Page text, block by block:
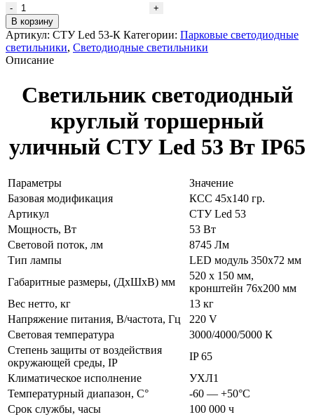
Количество
товара
Светильник
светодиодный
круглый
СТУ
IP65
В корзину
Артикул: СТУ Led 53-К Категории: Парковые светодиодные
светильники, Светодиодные светильники
Описание
Светильник светодиодный
круглый торшерный
уличный СТУ Led 53 Вт IP65
Параметры
Значение
Базовая модификация
КСС 45х140 гр.
Артикул
СТУ Led 53
Мощность, Вт
53 Вт
Световой поток, лм
8745 Лм
Тип лампы
LED модуль 350х72 мм
Габаритные размеры, (ДхШхВ) мм
520 х 150 мм,
кронштейн 76х200 мм
Вес нетто, кг
13 кг
Напряжение питания, В/частота, Гц
220 V
Световая температура
3000/4000/5000 К
Степень защиты от воздействия
окружающей среды, IP
IP 65
Климатическое исполнение
УХЛ1
Температурный диапазон, С°
-60 — +50°С
Срок службы, часы
100 000 ч